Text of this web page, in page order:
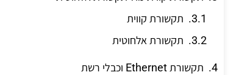
תקשורת קווית
תקשורת אלחוטית
תקשורת Ethernet וכבלי רשת